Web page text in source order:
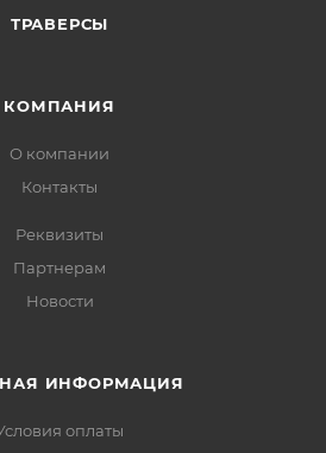
ТРАВЕРСЫ
КОМПАНИЯ
О компании
Контакты
Реквизиты
Партнерам
Новости
ИНФОРМАЦИЯ
оплаты